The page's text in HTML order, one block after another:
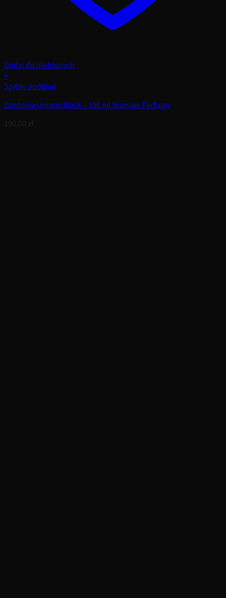
Dodaj do ulubionych
+
Szybki podgląd
Gardenia Unique Black – 100 ml Niszowe Perfumy
190,00 zł